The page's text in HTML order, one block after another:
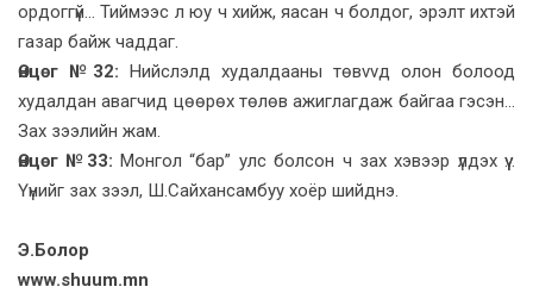
ордоггүй... Тиймээс л юу ч хийж, яасан ч болдог, эрэлт ихтэй
газар байж чаддаг.
Өнцөг №32:
Нийслэлд худалдааны төвvvд олон болоод
худалдан авагчид цөөрөх төлөв ажиглагдаж байгаа гэсэн...
Зах зээлийн жам.
Өнцөг №33: Монгол “бар” улс болсон ч зах хэвээр үлдэх үү...
Үүнийг зах зээл, Ш.Сайхансамбуу хоёр шийднэ.
Э.Болор
www.shuum.mn